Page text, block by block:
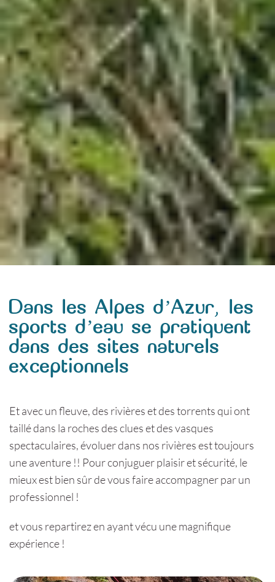
Dans les Alpes d’Azur, les
sports d’eau se pratiquent
dans des sites naturels
exceptionnels
Et avec un fleuve, des rivières et des torrents qui ont
taillé dans la roches des clues et des vasques
spectaculaires, évoluer dans nos rivières est toujours
une aventure !! Pour conjuguer plaisir et sécurité, le
mieux est bien sûr de vous faire accompagner par un
professionnel !
et vous repartirez en ayant vécu une magnifique
expérience !